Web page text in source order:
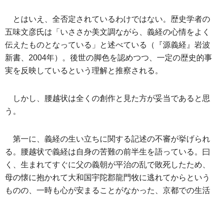
とはいえ、全否定されているわけではない。歴史学者の
五味文彦氏は「いささか美文調ながら、義経の心情をよく
伝えたものとなっている」と述べている（『源義経』岩波
新書、2004年）。後世の脚色を認めつつ、一定の歴史的事
実を反映しているという理解と推察される。
しかし、腰越状は全くの創作と見た方が妥当であると思
う。
第一に、義経の生い立ちに関する記述の不審が挙げられ
る。腰越状で義経は自身の苦難の前半生を語っている。曰
く、生まれてすぐに父の義朝が平治の乱で敗死したため、
母の懐に抱かれて大和国宇陀郡龍門牧に逃れてからという
ものの、一時も心が安まることがなかった、京都での生活